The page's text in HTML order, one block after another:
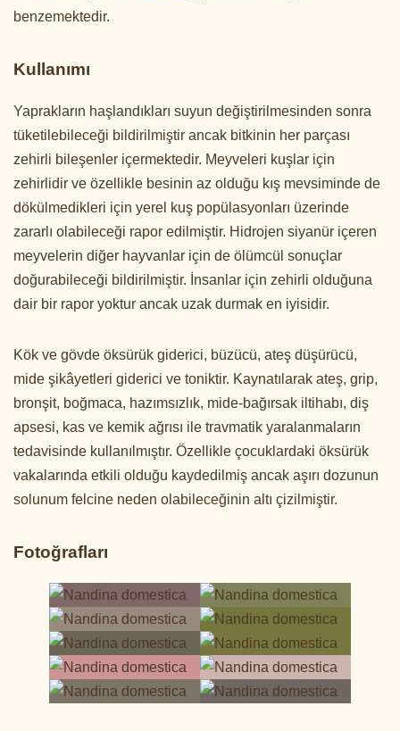
benzemektedir.
Kullanımı
Yaprakların haşlandıkları suyun değiştirilmesinden sonra
tüketilebileceği bildirilmiştir ancak bitkinin her parçası
zehirli bileşenler içermektedir. Meyveleri kuşlar için
zehirlidir ve özellikle besinin az olduğu kış mevsiminde de
dökülmedikleri için yerel kuş popülasyonları üzerinde
zararlı olabileceği rapor edilmiştir. Hidrojen siyanür içeren
meyvelerin diğer hayvanlar için de ölümcül sonuçlar
doğurabileceği bildirilmiştir. İnsanlar için zehirli olduğuna
dair bir rapor yoktur ancak uzak durmak en iyisidir.
Kök ve gövde öksürük giderici, büzücü, ateş düşürücü,
mide şikâyetleri giderici ve toniktir. Kaynatılarak ateş, grip,
bronşit, boğmaca, hazımsızlık, mide-bağırsak iltihabı, diş
apsesi, kas ve kemik ağrısı ile travmatik yaralanmaların
tedavisinde kullanılmıştır. Özellikle çocuklardaki öksürük
vakalarında etkili olduğu kaydedilmiş ancak aşırı dozunun
solunum felcine neden olabileceğinin altı çizilmiştir.
Fotoğrafları